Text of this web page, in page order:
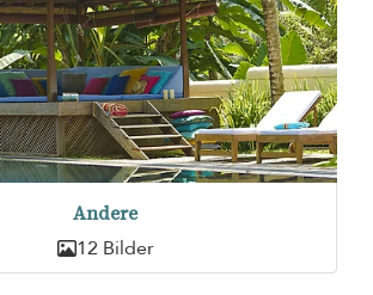
Andere
12 Bilder